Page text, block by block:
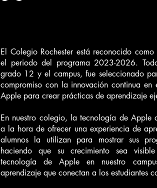
El Colegio Rochester está reconocido
el periodo del programa 2023-2026.
grado 12 y el campus, fue seleccionado
compromiso con la innovación continua
Apple para crear prácticas de aprendizaje
En nuestro colegio, la tecnología de Apple
a la hora de ofrecer una experiencia de
alumnos la utilizan para mostrar sus
haciendo que su crecimiento sea
tecnología de Apple en nuestro
aprendizaje que conectan a los estudiantes